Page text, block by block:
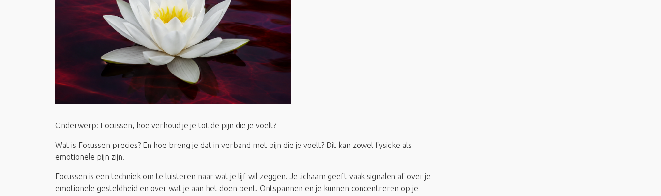
Onderwerp: Focussen, hoe verhoud je je tot de pijn die je voelt?
Wat is Focussen precies? En hoe breng je dat in verband met pijn die je voelt? Dit kan zowel fysieke als
emotionele pijn zijn.
Focussen is een techniek om te luisteren naar wat je lijf wil zeggen. Je lichaam geeft vaak signalen af over je
emotionele gesteldheid en over wat je aan het doen bent. Ontspannen en je kunnen concentreren op je